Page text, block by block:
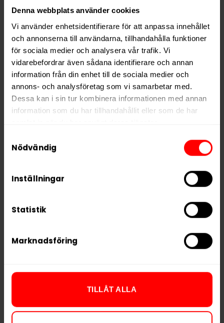
Denna webbplats använder cookies
Vi använder enhetsidentifierare för att anpassa innehållet
och annonserna till användarna, tillhandahålla funktioner
för sociala medier och analysera vår trafik. Vi
vidarebefordrar även sådana identifierare och annan
information från din enhet till de sociala medier och
annons- och analysföretag som vi samarbetar med.
Dessa kan i sin tur kombinera informationen med annan
information som du har tillhandahållit eller som de har
We work with
who may receive and
Nödvändig
Inställningar
Statistik
Marknadsföring
TILLÅT ALLA
Ingredienser: Fyllnadsmedel, fuktighetsbevarande
medel, vatten, arom, nikotin polacrilex, salt, erytritol,
surhetsreglerande medel, sukralos.
Hitta alla produkter från Helwit
Alla produkter med smakenKaffe
Typ
Format
Nikotin per gram
Varumärke
Helwit